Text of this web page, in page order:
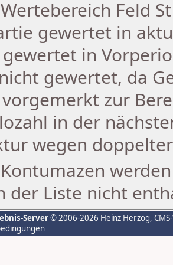
Wertebereich Feld
gewertet in
gewertet in
gewertet, da
vorgemerkt zur
in der
wegen
Kontumazen
der Liste nicht
Server© 2006-2026 Heinz Herzog,